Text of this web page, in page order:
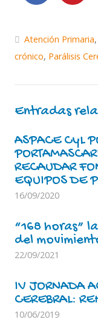
Atención Primaria
crónico, Parálisis
Entradas
ASPACE CyL
RECAUDAR
EQUIPOS DE
16/09/2020
“168 horas”
del
22/09/2021
IV JORNADA
CEREBRAL:
10/06/2019